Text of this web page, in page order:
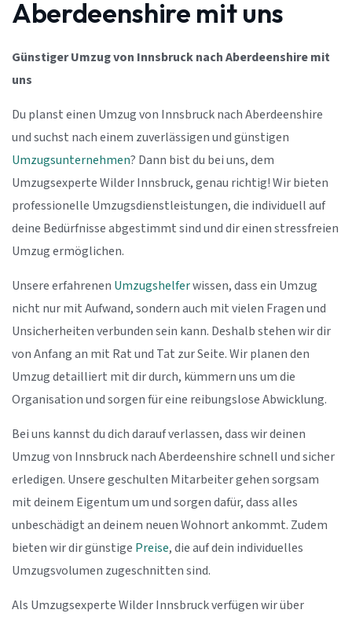
Aberdeenshire mit uns
Günstiger Umzug von Innsbruck nach Aberdeenshire mit
uns
Du planst einen Umzug von Innsbruck nach Aberdeenshire
und suchst nach einem zuverlässigen und günstigen
Umzugsunternehmen? Dann bist du bei uns, dem
Umzugsexperte Wilder Innsbruck, genau richtig! Wir bieten
professionelle Umzugsdienstleistungen, die individuell auf
deine Bedürfnisse abgestimmt sind und dir einen stressfreien
Umzug ermöglichen.
Unsere erfahrenen Umzugshelferwissen, dass ein Umzug
nicht nur mit Aufwand, sondern auch mit vielen Fragen und
Unsicherheiten verbunden sein kann. Deshalb stehen wir dir
von Anfang an mit Rat und Tat zur Seite. Wir planen den
Umzug detailliert mit dir durch, kümmern uns um die
Organisation und sorgen für eine reibungslose Abwicklung.
Bei uns kannst du dich darauf verlassen, dass wir deinen
Umzug von Innsbruck nach Aberdeenshire schnell und sicher
erledigen. Unsere geschulten Mitarbeiter gehen sorgsam
mit deinem Eigentum um und sorgen dafür, dass alles
unbeschädigt an deinem neuen Wohnort ankommt. Zudem
bieten wir dir günstige Preise, die auf dein individuelles
Umzugsvolumen zugeschnitten sind.
Als Umzugsexperte Wilder Innsbruck verfügen wir über